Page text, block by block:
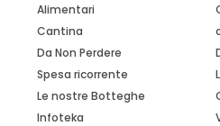
Alimentari
Cantina
Da Non Perdere
Spesa ricorrente
Le nostre Botteghe
Infoteka